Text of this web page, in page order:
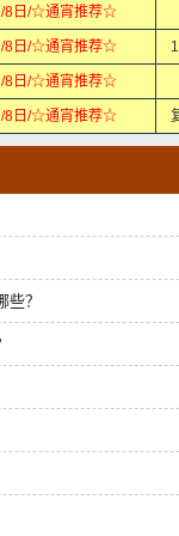
/8日/☆通宵推荐☆
/8日/☆通宵推荐☆
/8日/☆通宵推荐☆
/8日/☆通宵推荐☆
？